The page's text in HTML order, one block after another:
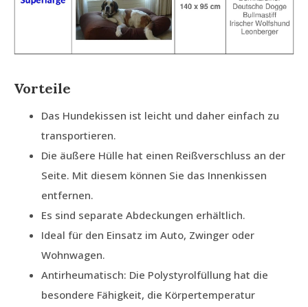
Vorteile
Das Hundekissen ist leicht und daher einfach zu
transportieren.
Die äußere Hülle hat einen Reißverschluss an der
Seite. Mit diesem können Sie das Innenkissen
entfernen.
Es sind separate Abdeckungen erhältlich.
Ideal für den Einsatz im Auto, Zwinger oder
Wohnwagen.
Antirheumatisch: Die Polystyrolfüllung hat die
besondere Fähigkeit, die Körpertemperatur